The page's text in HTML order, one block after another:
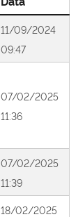
11/09/2024
09:47
07/02/2025
11:36
07/02/2025
11:39
18/02/2025